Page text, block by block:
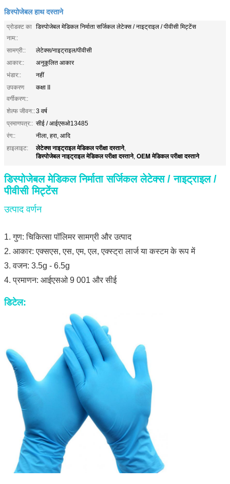
डिस्पोजेबल हाथ दस्ताने
प्रोडक्ट का
नाम::
डिस्पोजेबल मेडिकल निर्माता सर्जिकल लेटेक्स / नाइट्राइल / पीवीसी मिट्टेंस
सामग्री::
लेटेक्स/नाइट्राइल/पीवीसी
आकार::
अनुकूलित आकार
भंडार::
नहीं
उपकरण
वर्गीकरण::
कक्षा II
शेल्फ जीवन::3 वर्ष
प्रमाणपत्र:: सीई / आईएसओ13485
रंग::
नीला, हरा, आदि
हाइलाइट:
लेटेक्स नाइट्राइल मेडिकल परीक्षा दस्ताने,
डिस्पोजेबल नाइट्राइल मेडिकल परीक्षा दस्ताने, OEM मेडिकल परीक्षा दस्ताने
डिस्पोजेबल मेडिकल निर्माता सर्जिकल लेटेक्स / नाइट्राइल /
पीवीसी मिट्टेंस
उत्पाद वर्णन
1. गुण: चिकित्सा पॉलिमर सामग्री और उत्पाद
2. आकार: एक्सएस, एस, एम, एल, एक्स्ट्रा लार्ज या कस्टम के रूप में
3. वजन: 3.5g - 6.5g
4. प्रमाणन: आईएसओ 9 001 और सीई
डिटेल: